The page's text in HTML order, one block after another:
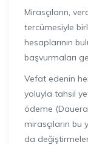
Mirasçıların,
tercümesiyle
hesaplarının
başvurmaları
Vefat edenin
yoluyla tahsil
ödeme
mirasçıların
da